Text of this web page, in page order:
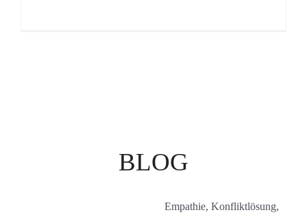
BLOG
Empathie, Konfliktlösung,